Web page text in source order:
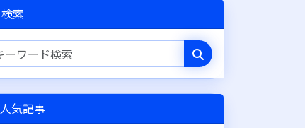
検索
人気記事